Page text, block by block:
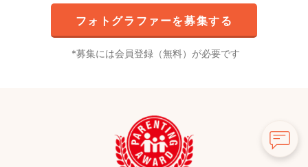
フォトグラファーを募集する
募集には会員登録（無料）が必要です